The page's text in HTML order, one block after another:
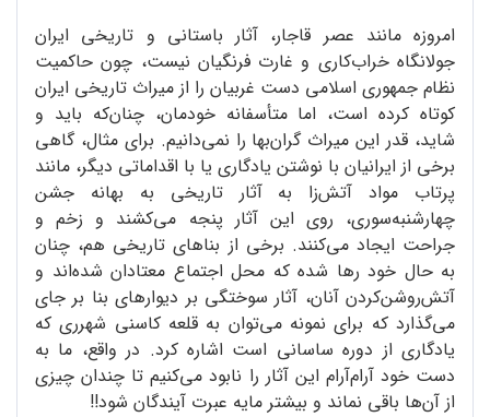
امروزه مانند عصر قاجار، آثار باستانی و تاریخی ایران
جولانگاه خراب‌کاری و غارت فرنگیان نیست، چون حاکمیت
نظام جمهوری اسلامی دست غربیان را از میراث تاریخی ایران
کوتاه کرده است، اما متأسفانه خودمان، چنان‌که باید و
شاید، قدر این میراث گران‌بها را نمی‌دانیم. برای مثال، گاهی
برخی از ایرانیان با نوشتن یادگاری یا با اقداماتی دیگر، مانند
پرتاب مواد آتش‌زا به آثار تاریخی به بهانه جشن
چهارشنبه‌سوری، روی این آثار پنجه می‌کشند و زخم و
جراحت ایجاد می‌کنند. برخی از بناهای تاریخی هم، چنان
به حال خود رها شده که محل اجتماع معتادان شده‌اند و
آتش‌‌روشن‌کردن آنان، آثار سوختگی بر دیوارهای بنا بر جای
می‌گذارد که برای نمونه می‌توان به قلعه کاسنی شهر‌ری که
یادگاری از دوره ساسانی است اشاره کرد. در واقع، ما به
دست خود آرام‌آرام این آثار را نابود می‌کنیم تا چندان چیزی
از آن‌ها باقی نماند و بیشتر مایه عبرت آیندگان شود!!